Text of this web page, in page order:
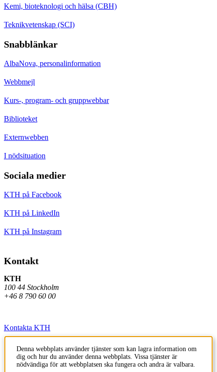
Kemi, bioteknologi och hälsa (CBH)
Teknikvetenskap (SCI)
Snabblänkar
AlbaNova, personalinformation
Webbmejl
Kurs-, program- och gruppwebbar
Biblioteket
Externwebben
I nödsituation
Sociala medier
KTH på Facebook
KTH på LinkedIn
KTH på Instagram
Kontakt
KTH
100 44 Stockholm
+46 8 790 60 00
Kontakta KTH
Jobba på KTH
Press och media
Denna webbplats använder tjänster som kan lagra information om
dig och hur du använder denna webbplats. Vissa tjänster är
nödvändiga för att webbplatsen ska fungera och andra är valbara.